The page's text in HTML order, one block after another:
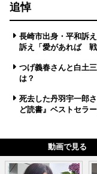
追悼
長崎市出身・平和訴
訴え「愛があれば 戦
つげ義春さんと白土
は？
死去した丹羽宇一郎
ど読書』ベストセラ
動画で見る